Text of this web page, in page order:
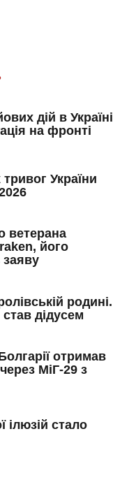
дій в Україні
на фронті
України
ветерана
його
родині.
дідусем
отримав
МіГ-29 з
ілюзій стало